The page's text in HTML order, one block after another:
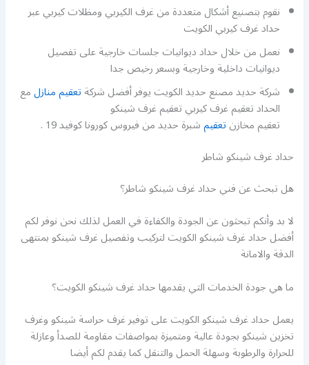
نقوم بتصنيع أشكال متعددة من غرف الكيربي ومظلات كيربي عبر
حداد غرف كيربي الكويت
نعمل من خلال حداد ديوانيات جلسات خارجية على تفصيل
ديوانيات داخلية وخارجية وبسعر رخيص جدا
شركة حديد مصنع حديد الكويت يوفر أفضل شركةتعقيم منازلمع
الحداد تعقيم غرف كيربي تعقيم غرف شينكو
تعقيم مخازنتعقيمشبرة حديد من فيروس كورونا كوفيد 19 .
حداد غرف شينكو شاطر
هل تبحث عن فني حداد غرف شينكو شاطر؟
لا بد وأنكم تبحثون عن الجودة والكفاءة في العمل لذلك نحن نوفر لكم
أفضل حداد غرف شينكو الكويت لتركيب وتفصيل غرف شينكو بمنتهى
الدقة والامانة
ما هي جودة الخدمات التي يقدمها حداد غرف شينكو الكويت؟
يعمل حداد غرف شينكو الكويت على توفير غرف حراسة شينكو وغرف
تخزين شينكو بجودة عالية ومتميزة بمواصفات مقاومة للصدأ وعازلة
للحرارة والرطوبة وسهلة الحمل والتنقل كما يقدم لكم أيضا